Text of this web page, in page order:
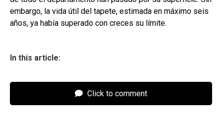
embargo, la vida útil del tapete, estimada en máximo seis
años, ya había superado con creces su límite.
In this article:
Click to comment